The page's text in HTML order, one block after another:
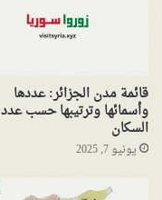
قائمة مدن الجزائر: عددها
وأسمائها وترتيبها حسب عدد
السكان
يونيو 7, 2025